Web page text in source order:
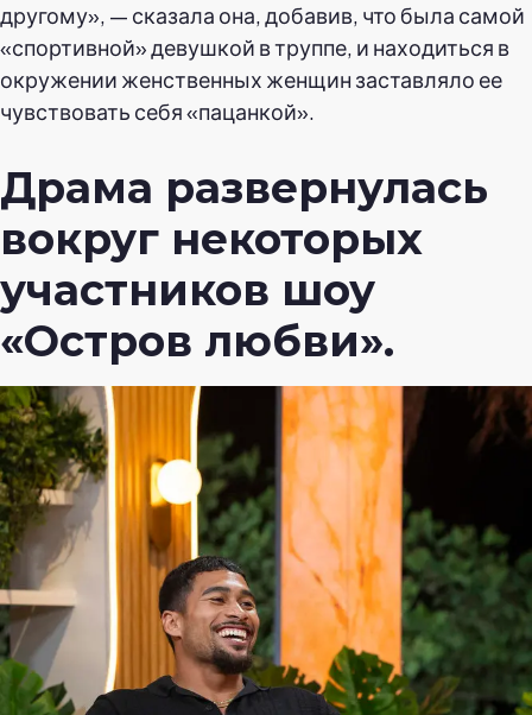
другому», — сказала она, добавив, что была самой
«спортивной» девушкой в труппе, и находиться в
окружении женственных женщин заставляло ее
чувствовать себя «пацанкой».
Драма развернулась
вокруг некоторых
участников шоу
«Остров любви».